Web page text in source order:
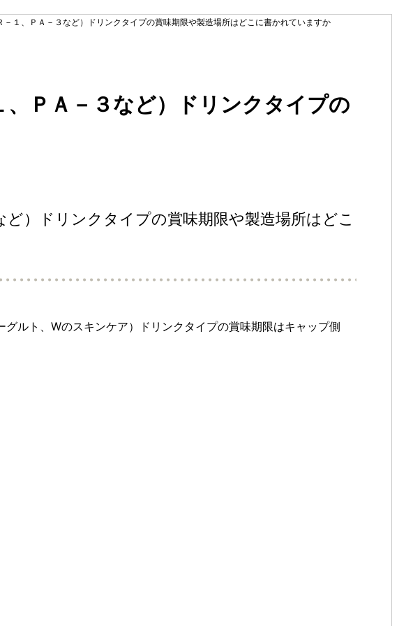
１、ＰＡ－３など）ドリンクタイプの賞味期限や製造場所はどこに書かれていますか
ＰＡ－３など）ドリンクタイプの
）ドリンクタイプの賞味期限や製造場所はどこ
ルト、Wのスキンケア）ドリンクタイプの賞味期限はキャップ側